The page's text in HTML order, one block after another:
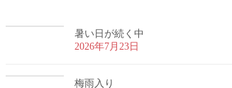
暑い日が続く中
2026年7月23日
梅雨入り